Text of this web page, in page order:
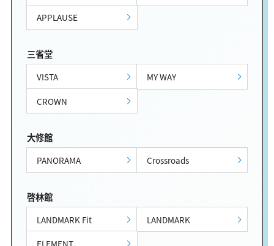
APPLAUSE
三省堂
VISTA
MY WAY
CROWN
大修館
PANORAMA Crossroads
啓林館
LANDMARK Fit
LANDMARK